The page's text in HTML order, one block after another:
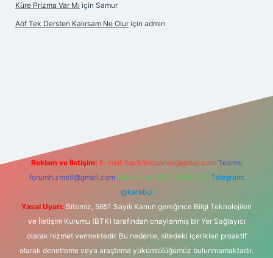
Küre Prizma Var Mı için Samur
Aöf Tek Dersten Kalırsam Ne Olur için admin
Reklam ve İletişim: E-mail: backlinkpaneli@gmail.com Teams:
forumhizmeti@gmail.com Whatsapp: 0262 606 0 726 Telegram:
@karabul
Yasal Uyarı: Sitemiz, 5651 Sayılı Kanun gereğince Bilgi Teknolojileri
ve İletişim Kurumu (BTK) tarafından onaylanmış bir Yer Sağlayıcı
olarak hizmet vermektedir. Bu nedenle, sitedeki içerikleri proaktif
olarak denetleme veya araştırma yükümlülüğümüz bulunmamaktadır.